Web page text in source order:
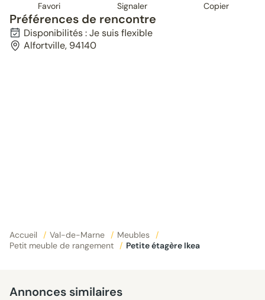
Favori Signaler Copier
Préférences de rencontre
Disponibilités : Je suis flexible
Alfortville, 94140
Accueil / Val-de-Marne / Meubles
/
Petit meuble de rangement
/ Petite étagère Ikea
Annonces similaires